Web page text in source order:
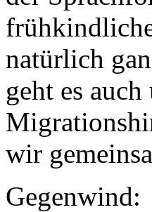
natürlich
geht es
wir
Gegenwind: